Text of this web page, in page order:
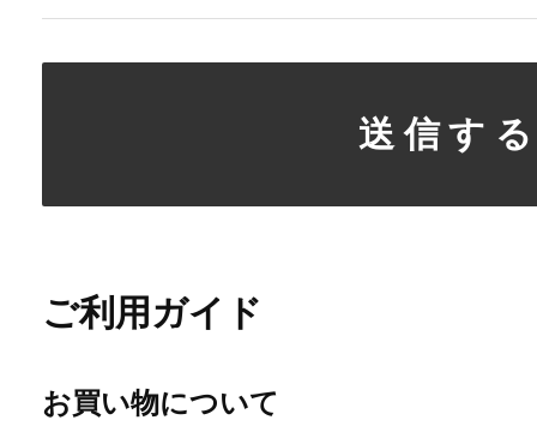
ご利用ガイド
お買い物について